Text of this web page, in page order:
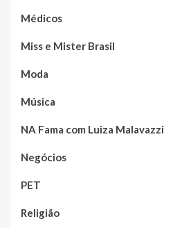
Médicos
Miss e Mister Brasil
Moda
Música
NA Fama com Luiza Malavazzi
Negócios
PET
Religião